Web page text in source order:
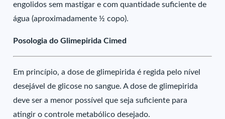
engolidos sem mastigar e com quantidade suficiente de
água (aproximadamente ½ copo).
Posologia do Glimepirida Cimed
Em princípio, a dose de glimepirida é regida pelo nível
desejável de glicose no sangue. A dose de glimepirida
deve ser a menor possível que seja suficiente para
atingir o controle metabólico desejado.